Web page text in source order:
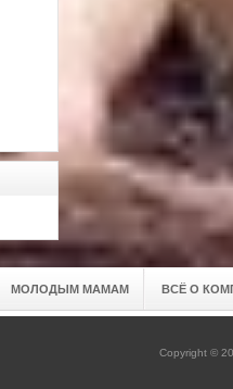
МОЛОДЫМ МАМАМ ВСЁ О
Copyright ©